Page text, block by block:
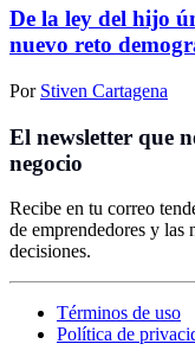
De la ley del hijo
nuevo reto
Por Stiven Cartagena
El newsletter que
negocio
Recibe en tu correo
de emprendedores y las
decisiones.
Términos de uso
Política de